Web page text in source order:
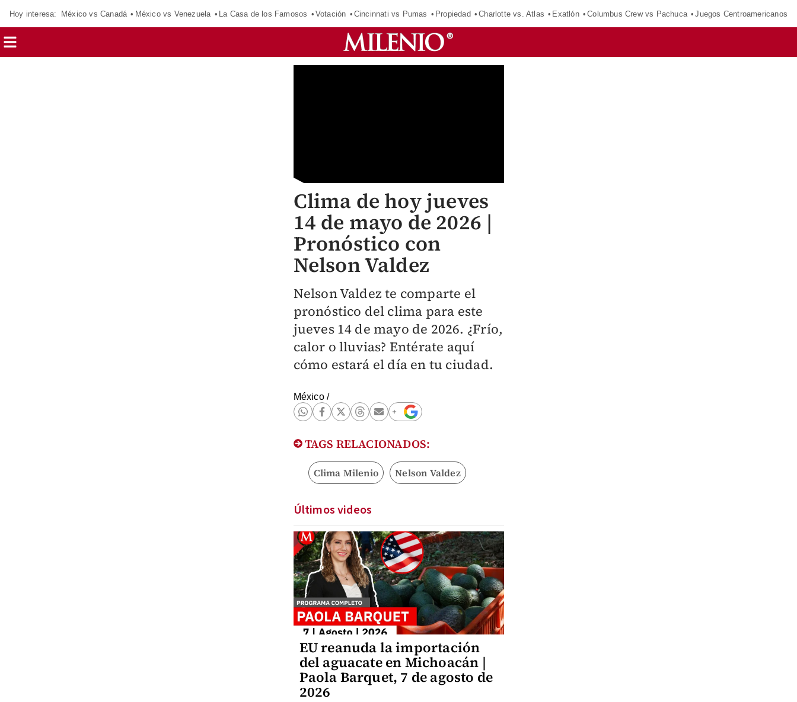
Hoy interesa: México vs Canadá México vs Venezuela La Casa de los Famosos Votación Cincinnati vs Pumas Propiedad Charlotte vs. Atlas Exatlón Columbus Crew vs Pachuca Juegos Centroamericanos
Clima de hoy jueves
14 de mayo de 2026 |
Pronóstico con
Nelson Valdez
Nelson Valdez te comparte el
pronóstico del clima para este
jueves 14 de mayo de 2026. ¿Frío,
calor o lluvias? Entérate aquí
cómo estará el día en tu ciudad.
México/
TAGS RELACIONADOS:
Clima Milenio Nelson Valdez
Últimos videos
EU reanuda la importación
del aguacate en Michoacán |
Paola Barquet, 7 de agosto de
2026